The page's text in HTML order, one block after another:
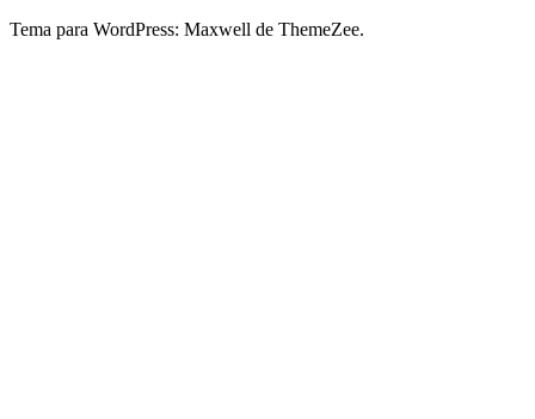
Tema para WordPress: Maxwell de ThemeZee.